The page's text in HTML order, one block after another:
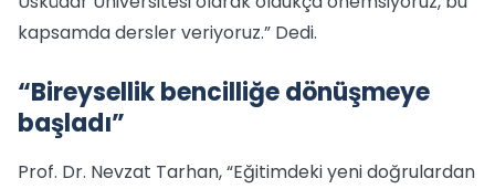
kapsamda dersler veriyoruz.” Dedi.
“Bireysellik bencilliğe dönüşmeye
başladı”
Prof. Dr. Nevzat Tarhan, “Eğitimdeki yeni doğrulardan